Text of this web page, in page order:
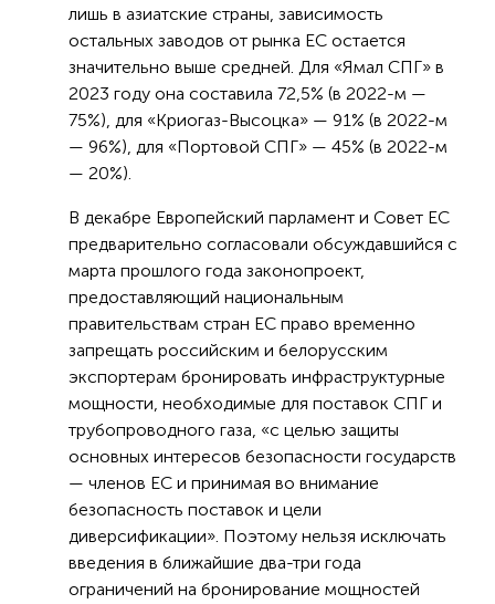
лишь в азиатские страны, зависимость
остальных заводов от рынка ЕС остается
значительно выше средней. Для «Ямал СПГ» в
2023 году она составила 72,5% (в 2022-м —
75%), для «Криогаз-Высоцка» — 91% (в 2022-м
— 96%), для «Портовой СПГ» — 45% (в 2022-м
— 20%).
В декабре Европейский парламент и Совет ЕС
предварительно согласовали обсуждавшийся с
марта прошлого года законопроект,
предоставляющий национальным
правительствам стран ЕС право временно
запрещать российским и белорусским
экспортерам бронировать инфраструктурные
мощности, необходимые для поставок СПГ и
трубопроводного газа, «с целью защиты
основных интересов безопасности государств
— членов ЕС и принимая во внимание
безопасность поставок и цели
диверсификации». Поэтому нельзя исключать
введения в ближайшие два-три года
ограничений на бронирование мощностей